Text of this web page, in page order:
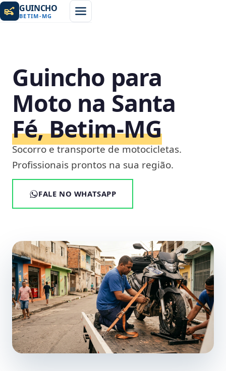
GUINCHO
BETIM-MG
Guincho para
Moto na Santa
Fé, Betim‑MG
Socorro e transporte de motocicletas.
Profissionais prontos na sua região.
FALE NO WHATSAPP